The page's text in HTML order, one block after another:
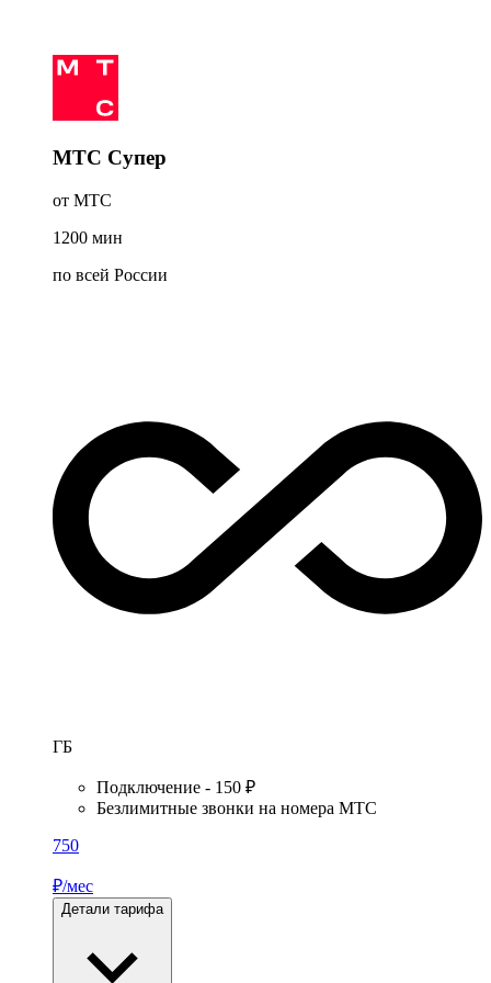
МТС Супер
от МТС
1200 мин
по всей России
ГБ
Подключение - 150 ₽
Безлимитные звонки на номера МТС
750
₽/мес
Детали тарифа